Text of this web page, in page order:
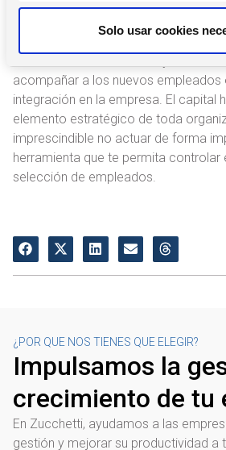
m
i
e
n
t
o
Solo usar cookies
acompañar a los nuevos empleados
integración en la empresa. El capital
elemento estratégico de toda
imprescindible no actuar de forma
herramienta que te permita controlar
selección de empleados.
¿POR QUE NOS TIENES QUE ELEGIR?
Impulsamos la
crecimiento de tu
En Zucchetti, ayudamos a las
gestión y mejorar su productividad a